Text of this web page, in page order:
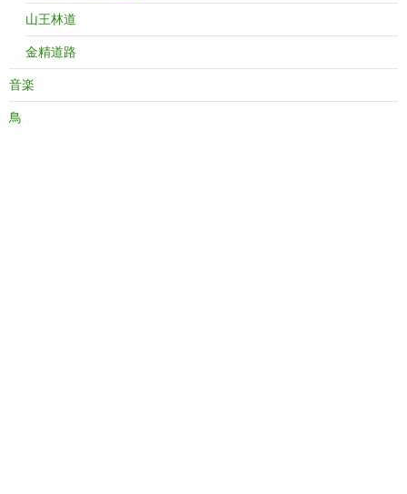
山王林道
金精道路
音楽
鳥